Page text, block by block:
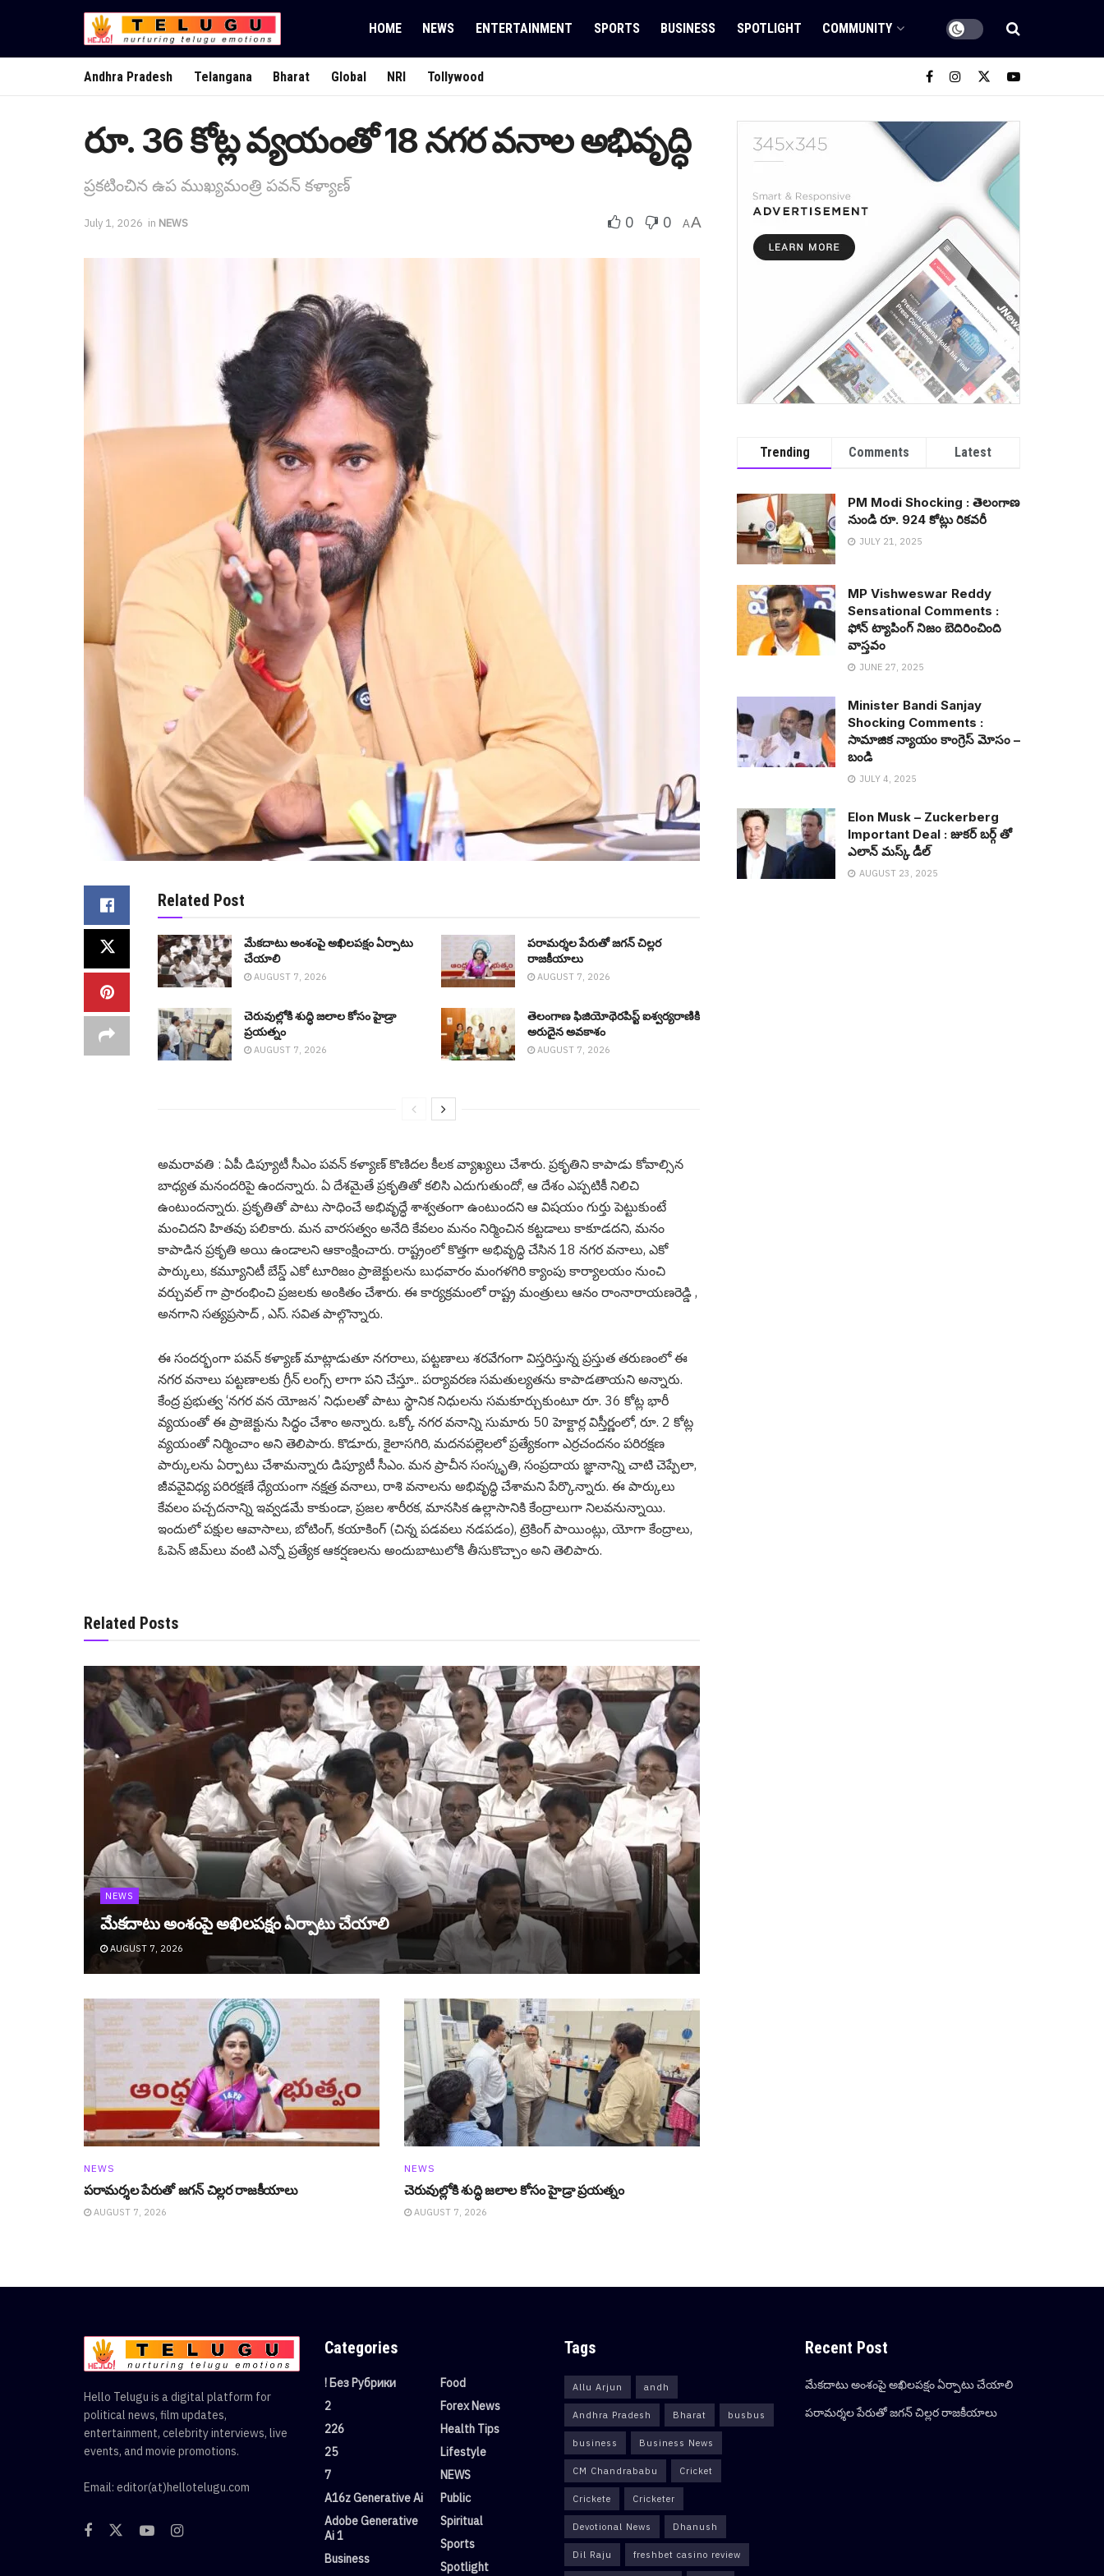
HOME NEWS ENTERTAINMENT SPORTS BUSINESS SPOTLIGHT COMMUNITY
Andhra Pradesh Telangana Bharat Global NRI Tollywood
రూ. 36 కోట్ల వ్యయంతో 18 నగర వనాల అభివృద్ధి
ప్ర‌క‌టించిన ఉప ముఖ్యమంత్రి పవన్ కళ్యాణ్
July 1, 2026 in NEWS 0 0 AA
Related Post
మేక‌దాటు అంశంపై అఖిల‌ప‌క్షం ఏర్పాటు
చేయాలి
AUGUST 7, 2026
ప‌రామ‌ర్శ‌ల పేరుతో జ‌గ‌న్ చిల్ల‌ర
రాజ‌కీయాలు
AUGUST 7, 2026
చెరువుల్లోకి శుద్ధి జ‌లాల కోసం హైడ్రా
ప్ర‌య‌త్నం
AUGUST 7, 2026
తెలంగాణ ఫిజియోథెరపిస్ట్ ఐశ్వర్యరాణికి
అరుదైన అవకాశం
AUGUST 7, 2026
అమ‌రావ‌తి : ఏపీ డిప్యూటీ సీఎం ప‌వ‌న్ క‌ళ్యాణ్ కొణిద‌ల కీల‌క వ్యాఖ్య‌లు చేశారు. ప్ర‌కృతిని కాపాడు కోవాల్సిన
బాధ్య‌త మ‌నంద‌రిపై ఉంద‌న్నారు. ఏ దేశమైతే ప్రకృతితో కలిసి ఎదుగుతుందో, ఆ దేశం ఎప్పటికీ నిలిచి
ఉంటుందన్నారు. ప్రకృతితో పాటు సాధించే అభివృద్ధే శాశ్వతంగా ఉంటుందని ఆ విష‌యం గుర్తు పెట్టుకుంటే
మంచిద‌ని హిత‌వు ప‌లికారు. మన వారసత్వం అనేది కేవలం మనం నిర్మించిన కట్టడాలు కాకూడదని, మనం
కాపాడిన ప్రకృతి అయి ఉండాలని ఆకాంక్షించారు. రాష్ట్రంలో కొత్తగా అభివృద్ధి చేసిన 18 నగర వనాలు, ఎకో
పార్కులు, కమ్యూనిటీ బేస్డ్ ఎకో టూరిజం ప్రాజెక్టులను బుధవారం మంగళగిరి క్యాంపు కార్యాలయం నుంచి
వర్చువల్ గా ప్రారంభించి ప్రజలకు అంకితం చేశారు. ఈ కార్యక్రమంలో రాష్ట్ర మంత్రులు ఆనం రాంనారాయణరెడ్డి ,
అనగాని సత్యప్రసాద్ , ఎస్. స‌విత పాల్గొన్నారు.
ఈ సందర్భంగా పవన్ కళ్యాణ్ మాట్లాడుతూ నగరాలు, పట్టణాలు శరవేగంగా విస్తరిస్తున్న ప్రస్తుత తరుణంలో ఈ
నగర వనాలు పట్టణాలకు గ్రీన్ లంగ్స్ లాగా పని చేస్తూ.. పర్యావరణ సమతుల్యతను కాపాడతాయని అన్నారు.
కేంద్ర ప్రభుత్వ ‘నగర వన యోజన’ నిధులతో పాటు స్థానిక నిధులను సమకూర్చుకుంటూ రూ. 36 కోట్ల భారీ
వ్యయంతో ఈ ప్రాజెక్టును సిద్ధం చేశాం అన్నారు. ఒక్కో నగర వనాన్ని సుమారు 50 హెక్టార్ల విస్తీర్ణంలో, రూ. 2 కోట్ల
వ్యయంతో నిర్మించాం అని తెలిపారు. కొడూరు, కైలాసగిరి, మదనపల్లెలలో ప్రత్యేకంగా ఎర్రచందనం పరిరక్షణ
పార్కులను ఏర్పాటు చేశామ‌న్నారు డిప్యూటీ సీఎం. మన ప్రాచీన సంస్కృతి, సంప్రదాయ జ్ఞానాన్ని చాటి చెప్పేలా,
జీవవైవిధ్య పరిరక్షణే ధ్యేయంగా నక్షత్ర వనాలు, రాశి వనాలను అభివృద్ధి చేశామ‌ని పేర్కొన్నారు. ఈ పార్కులు
కేవలం పచ్చదనాన్ని ఇవ్వడమే కాకుండా, ప్రజల శారీరక, మానసిక ఉల్లాసానికి కేంద్రాలుగా నిలవనున్నాయి.
ఇందులో పక్షుల ఆవాసాలు, బోటింగ్, కయాకింగ్ (చిన్న పడవలు నడపడం), ట్రెకింగ్ పాయింట్లు, యోగా కేంద్రాలు,
ఓపెన్ జిమ్‌లు వంటి ఎన్నో ప్రత్యేక ఆకర్షణలను అందుబాటులోకి తీసుకొచ్చాం అని తెలిపారు.
Related Posts
NEWS
మేక‌దాటు అంశంపై అఖిల‌ప‌క్షం ఏర్పాటు చేయాలి
AUGUST 7, 2026
NEWS
ప‌రామ‌ర్శ‌ల పేరుతో జ‌గ‌న్ చిల్ల‌ర రాజ‌కీయాలు
AUGUST 7, 2026
NEWS
చెరువుల్లోకి శుద్ధి జ‌లాల కోసం హైడ్రా ప్ర‌య‌త్నం
AUGUST 7, 2026
Trending Comments Latest
PM Modi Shocking : తెలంగాణ
నుండి రూ. 924 కోట్లు రిక‌వ‌రీ
JULY 21, 2025
MP Vishweswar Reddy
Sensational Comments :
ఫోన్ ట్యాపింగ్ నిజం బెదిరించింది
వాస్త‌వం
JUNE 27, 2025
Minister Bandi Sanjay
Shocking Comments :
సామాజిక న్యాయం కాంగ్రెస్ మోసం –
బండి
JULY 4, 2025
Elon Musk – Zuckerberg
Important Deal : జుక‌ర్ బ‌ర్గ్ తో
ఎలాన్ మ‌స్క్ డీల్
AUGUST 23, 2025
Hello Telugu is a digital platform for
political news, film updates,
entertainment, celebrity interviews, live
events, and movie promotions.
Email: editor(at)hellotelugu.com
Categories
! Без Рубрики
2
226
25
7
A16z Generative Ai
Adobe Generative
Ai 1
Business
Food
Forex News
Health Tips
Lifestyle
NEWS
Public
Spiritual
Sports
Spotlight
Tags
Allu Arjun andh
Andhra Pradesh Bharat busbus
business Business News
CM Chandrababu Cricket
Crickete Cricketer
Devotional News Dhanush
Dil Raju freshbet casino review
Recent Post
మేక‌దాటు అంశంపై అఖిల‌ప‌క్షం ఏర్పాటు చేయాలి
ప‌రామ‌ర్శ‌ల పేరుతో జ‌గ‌న్ చిల్ల‌ర రాజ‌కీయాలు